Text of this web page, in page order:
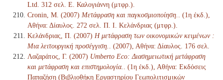
Ltd. 312 σελ. Ε. Καλογιάννη (μτφρ.).
Cronin, M. (2007) Μετάφραση και παγκοσμιοποίηση.
. (1η έκδ.),
Αθήνα: Δίαυλος. 272 σελ. Π. Ι. Κελάνδριας (μτφρ.).
Κελάνδριας, Π. (2007) Η μετάφραση των οικονομικών κειμένων :
Μια λειτουργική προσέγγιση.
. (2007), Αθήνα: Δίαυλος. 176 σελ.
Λαζαράτος, Γ. (2007) Umberto Eco: Διασημειωτική μετάφραση
και μετάφραση και επιστημολογία.
. (1η έκδ.), Αθήνα: Εκδόσεις
Παπαζήση (Βιβλιοθήκη Εργαστηρίου Γεωπολιτισμικών